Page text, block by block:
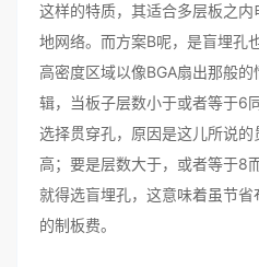
这样的特质，其适合多层板之
地网络。而方案B呢，是盲埋孔
高密度区域以像BGA扇出那般
辑，当板子层数小于或者等于6
选择贯穿孔，原因是这儿所说
高；要是层数大于，或者等于8
就得选盲埋孔，这意味着虽节
的制板费。